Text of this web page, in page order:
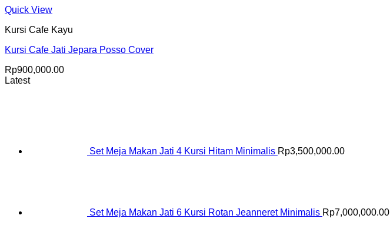
Quick View
Kursi Cafe Kayu
Kursi Cafe Jati Jepara Posso Cover
Rp900,000.00
Latest
Set Meja Makan Jati 4 Kursi Hitam Minimalis Rp3,500,000.00
Set Meja Makan Jati 6 Kursi Rotan Jeanneret Minimalis Rp7,000,000.00